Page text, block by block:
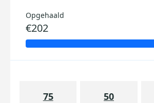
Opgehaald
€202
75 50